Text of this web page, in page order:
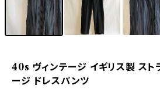
40s ヴィンテージ イギリス製 スト
ージ ドレスパンツ